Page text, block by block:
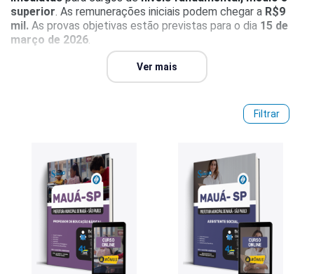
superior. As remunerações iniciais podem chegar a R$9
mil. As provas objetivas estão previstas para o dia 15 de
março de 2026.
Para mais detalhes, consulte oguia completo
Prefeitura de Mauá, que reúne informações atualizadas
etapas e cronograma. Para iniciar a preparação, confira os
materiais preparatórios disponíveis e garanta sua apostila
Ver mais
Filtrar